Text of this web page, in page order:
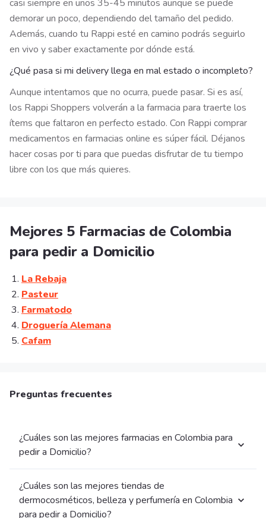
casi siempre en unos 35-45 minutos aunque se puede
demorar un poco, dependiendo del tamaño del pedido.
Además, cuando tu Rappi esté en camino podrás seguirlo
en vivo y saber exactamente por dónde está.
¿Qué pasa si mi delivery llega en mal estado o incompleto?
Aunque intentamos que no ocurra, puede pasar. Si es así,
los Rappi Shoppers volverán a la farmacia para traerte los
ítems que faltaron en perfecto estado. Con Rappi comprar
medicamentos en farmacias online es súper fácil. Déjanos
hacer cosas por ti para que puedas disfrutar de tu tiempo
libre con los que más quieres.
Mejores 5 Farmacias de Colombia
para pedir a Domicilio
La Rebaja
Pasteur
Farmatodo
Droguería Alemana
Cafam
Preguntas frecuentes
¿Cuáles son las mejores farmacias en Colombia para
pedir a Domicilio?
¿Cuáles son las mejores tiendas de
dermocosméticos, belleza y perfumería en Colombia
para pedir a Domicilio?